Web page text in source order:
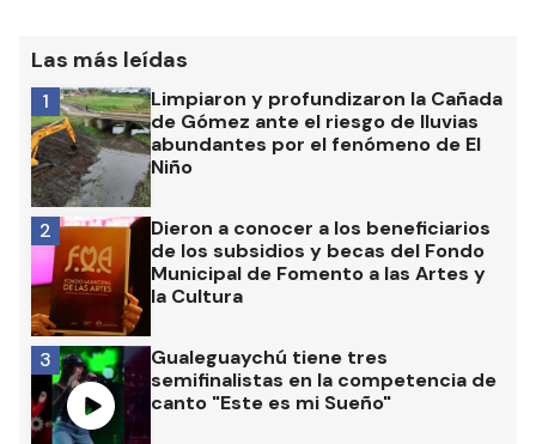
Las más leídas
Limpiaron y profundizaron la Cañada
de Gómez ante el riesgo de lluvias
abundantes por el fenómeno de El
Niño
1
Dieron a conocer a los beneficiarios
de los subsidios y becas del Fondo
Municipal de Fomento a las Artes y
la Cultura
2
Gualeguaychú tiene tres
semifinalistas en la competencia de
canto "Este es mi Sueño"
3